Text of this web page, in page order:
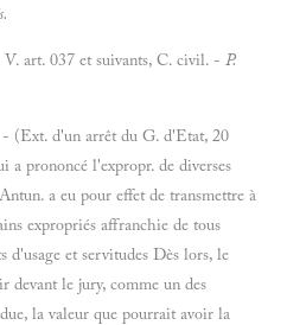
art. 037 et suivants, C. civil. - P.
- (Ext. d'un arrêt du G. d'Etat, 20
a prononcé l'expropr. de diverses
a eu pour effet de transmettre à
expropriés affranchie de tous
d'usage et servitudes Dès lors, le
devant le jury, comme un des
la valeur que pourrait avoir la